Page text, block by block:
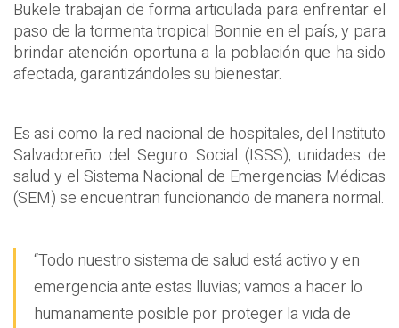
Bukele trabajan de forma articulada para enfrentar el
paso de la tormenta tropical Bonnie en el país, y para
brindar atención oportuna a la población que ha sido
afectada, garantizándoles su bienestar.
Es así como la red nacional de hospitales, del Instituto
Salvadoreño del Seguro Social (ISSS), unidades de
salud y el Sistema Nacional de Emergencias Médicas
(SEM) se encuentran funcionando de manera normal.
“Todo nuestro sistema de salud está activo y en
emergencia ante estas lluvias; vamos a hacer lo
humanamente posible por proteger la vida de